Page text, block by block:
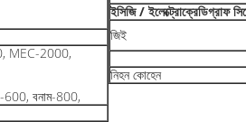
MEC-2000,
-600, বনাম-800,
ইসিজি / ইলেক্ট্রোক্রেডিগ্রাফ
জিই
নিহন কোহেন